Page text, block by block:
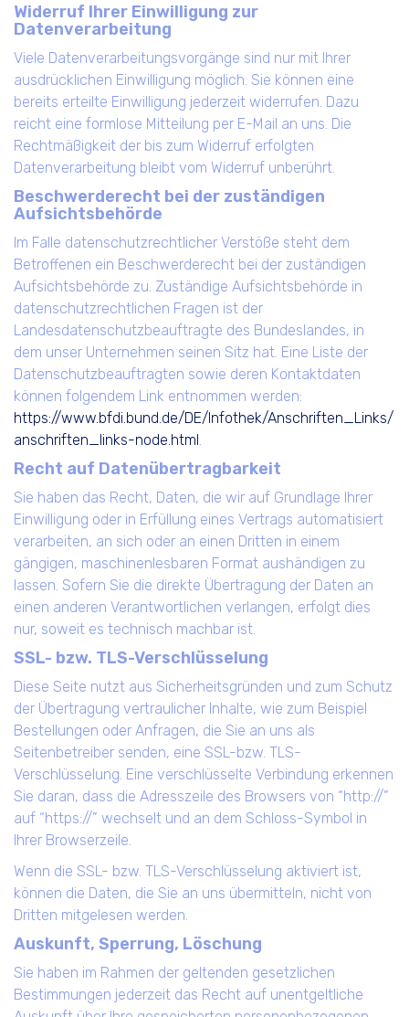
Widerruf Ihrer Einwilligung zur
Datenverarbeitung
Viele Datenverarbeitungsvorgänge sind nur mit Ihrer
ausdrücklichen Einwilligung möglich. Sie können eine
bereits erteilte Einwilligung jederzeit widerrufen. Dazu
reicht eine formlose Mitteilung per E-Mail an uns. Die
Rechtmäßigkeit der bis zum Widerruf erfolgten
Datenverarbeitung bleibt vom Widerruf unberührt.
Beschwerderecht bei der zuständigen
Aufsichtsbehörde
Im Falle datenschutzrechtlicher Verstöße steht dem
Betroffenen ein Beschwerderecht bei der zuständigen
Aufsichtsbehörde zu. Zuständige Aufsichtsbehörde in
datenschutzrechtlichen Fragen ist der
Landesdatenschutzbeauftragte des Bundeslandes, in
dem unser Unternehmen seinen Sitz hat. Eine Liste der
Datenschutzbeauftragten sowie deren Kontaktdaten
können folgendem Link entnommen werden:
https://www.bfdi.bund.de/DE/Infothek/Anschriften_Links/
anschriften_links-node.html.
Recht auf Datenübertragbarkeit
Sie haben das Recht, Daten, die wir auf Grundlage Ihrer
Einwilligung oder in Erfüllung eines Vertrags automatisiert
verarbeiten, an sich oder an einen Dritten in einem
gängigen, maschinenlesbaren Format aushändigen zu
lassen. Sofern Sie die direkte Übertragung der Daten an
einen anderen Verantwortlichen verlangen, erfolgt dies
nur, soweit es technisch machbar ist.
SSL- bzw. TLS-Verschlüsselung
Diese Seite nutzt aus Sicherheitsgründen und zum Schutz
der Übertragung vertraulicher Inhalte, wie zum Beispiel
Bestellungen oder Anfragen, die Sie an uns als
Seitenbetreiber senden, eine SSL-bzw. TLS-
Verschlüsselung. Eine verschlüsselte Verbindung erkennen
Sie daran, dass die Adresszeile des Browsers von “http://”
auf “https://” wechselt und an dem Schloss-Symbol in
Ihrer Browserzeile.
Wenn die SSL- bzw. TLS-Verschlüsselung aktiviert ist,
können die Daten, die Sie an uns übermitteln, nicht von
Dritten mitgelesen werden.
Auskunft, Sperrung, Löschung
Sie haben im Rahmen der geltenden gesetzlichen
Bestimmungen jederzeit das Recht auf unentgeltliche